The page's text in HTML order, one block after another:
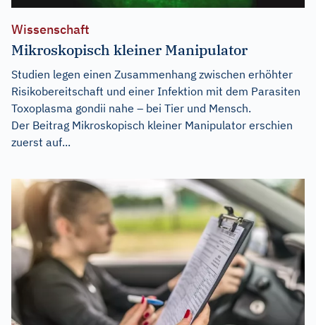
Wissenschaft
Mikroskopisch kleiner Manipulator
Studien legen einen Zusammenhang zwischen erhöhter
Risikobereitschaft und einer Infektion mit dem Parasiten
Toxoplasma gondii nahe – bei Tier und Mensch.
Der Beitrag Mikroskopisch kleiner Manipulator erschien
zuerst auf...